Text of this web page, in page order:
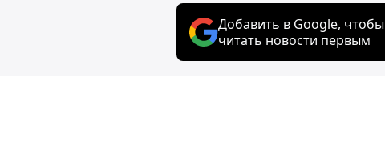
Добавить в Google, чтобы
читать новости первым